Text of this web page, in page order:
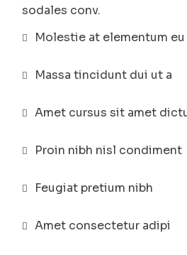
sodales conv.
Molestie at elementum eu
Massa tincidunt dui ut a
Amet cursus sit amet
Proin nibh nisl condiment
Feugiat pretium nibh
Amet consectetur adipi